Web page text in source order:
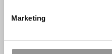
Marketing